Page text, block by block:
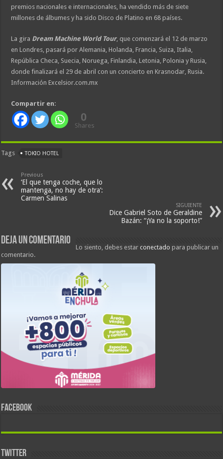
premios nacionales e internacionales, ha vendido más de siete
millones de álbumes y ha sido Disco de Platino en 68 países.
La gira Dream Machine World Tour, que comenzará el 12 de marzo
en Londres, pasará por Alemania, Holanda, Francia, Suiza, Italia,
República Checa, Suecia, Noruega, Finlandia, Letonia, Polonia y Rusia,
donde finalizará el 29 de abril con un concierto en Krasnodar, Rusia.
Información Excelsior.com.mx
Compartir en:
0
Shares
Tags TOKIO HOTEL
Previous
‘El que tenga coche, que lo
mantenga, no hay de otra’:
Carmen Salinas
SIGUIENTE
Dice Gabriel Soto de Geraldine
Bazán: “¡Ya no la soporto!”
Deja un comentario
Lo siento, debes estarconectado para publicar un
comentario.
FACEBOOK
TWITTER